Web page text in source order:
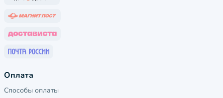
Оплата
Способы оплаты